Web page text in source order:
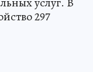
297